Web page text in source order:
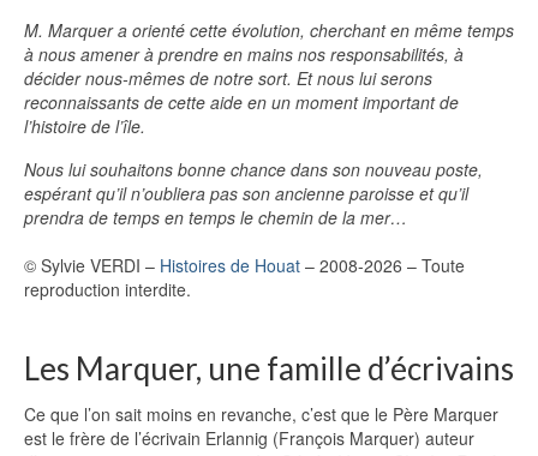
M. Marquer a orienté cette évolution, cherchant en même temps
à nous amener à prendre en mains nos responsabilités, à
décider nous-mêmes de notre sort. Et nous lui serons
reconnaissants de cette aide en un moment important de
l’histoire de l’île.
Nous lui souhaitons bonne chance dans son nouveau poste,
espérant qu’il n’oubliera pas son ancienne paroisse et qu’il
prendra de temps en temps le chemin de la mer…
© Sylvie VERDI – Histoires de Houat – 2008-2026 – Toute
reproduction interdite.
Les Marquer, une famille d’écrivains
Ce que l’on sait moins en revanche, c’est que le Père Marquer
est le frère de l’écrivain Erlannig (François Marquer) auteur